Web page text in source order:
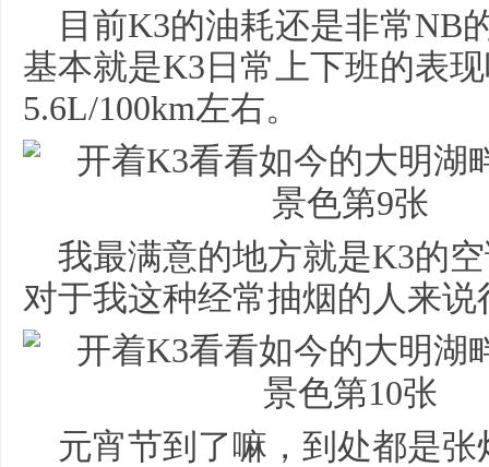
目前K3的油耗还是非常NB
基本就是K3日常上下班的表
5.6L/100km左右。
我最满意的地方就是K3的
对于我这种经常抽烟的人来说
元宵节到了嘛，到处都是